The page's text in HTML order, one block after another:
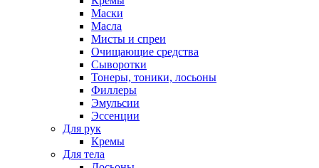
Маски
Масла
Мисты и спреи
Очищающие средства
Сыворотки
Тонеры, тоники, лосьоны
Филлеры
Эмульсии
Эссенции
Для рук
Кремы
Для тела